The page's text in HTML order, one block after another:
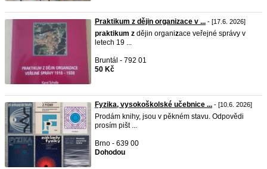
Praktikum z dějin organizace v ... - [17.6. 2026]
praktikum z dějin organizace veřejné správy v
letech 19 ...
Bruntál - 792 01
50 Kč
Fyzika, vysokoškolské učebnice ... - [10.6. 2026]
Prodám knihy, jsou v pěkném stavu. Odpovědi
prosím pišt ...
Brno - 639 00
Dohodou